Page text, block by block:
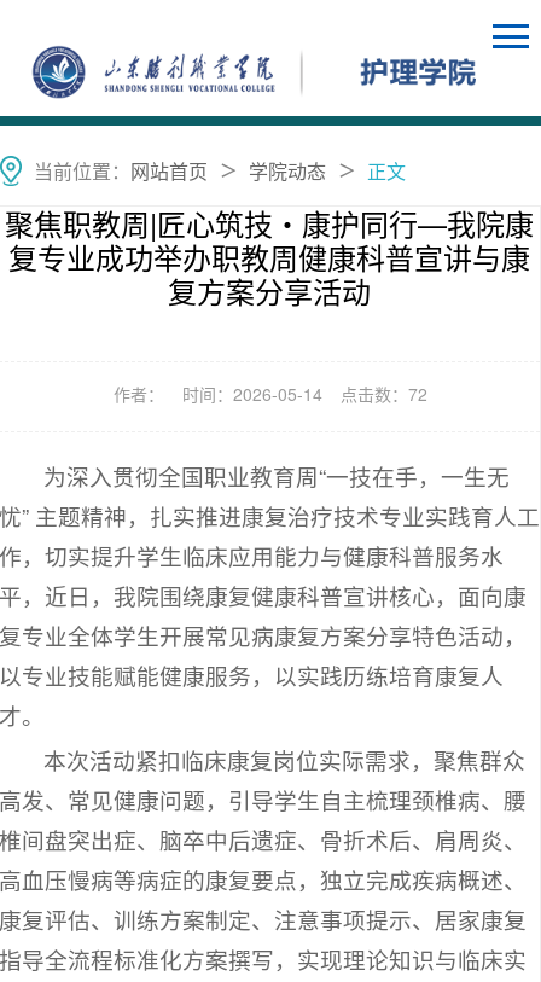
当前位置： 网站首页 ＞ 学院动态 ＞ 正文
聚焦职教周|匠心筑技・康护同行—我院康
复专业成功举办职教周健康科普宣讲与康
复方案分享活动
作者： 时间：2026-05-14 点击数： 72
为深入贯彻全国职业教育周“一技在手，一生无
忧” 主题精神，扎实推进康复治疗技术专业实践育人工
作，切实提升学生临床应用能力与健康科普服务水
平，近日，我院围绕康复健康科普宣讲核心，面向康
复专业全体学生开展常见病康复方案分享特色活动，
以专业技能赋能健康服务，以实践历练培育康复人
才。
本次活动紧扣临床康复岗位实际需求，聚焦群众
高发、常见健康问题，引导学生自主梳理颈椎病、腰
椎间盘突出症、脑卒中后遗症、骨折术后、肩周炎、
高血压慢病等病症的康复要点，独立完成疾病概述、
康复评估、训练方案制定、注意事项提示、居家康复
指导全流程标准化方案撰写，实现理论知识与临床实